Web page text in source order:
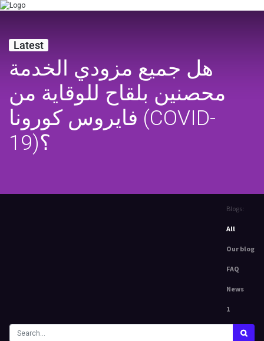
Latest
هل جميع مزودي الخدمة
محصنين بلقاح للوقاية من
فايروس كورونا (COVID-
19)؟
Blogs:
All
Our blog
FAQ
News
1